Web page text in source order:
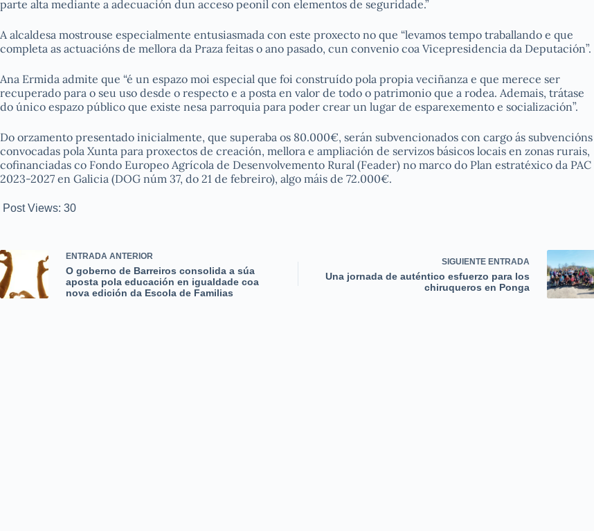
parte alta mediante a adecuación dun acceso peonil con elementos de seguridade.”
A alcaldesa mostrouse especialmente entusiasmada con este proxecto no que “levamos tempo traballando e que
completa as actuacións de mellora da Praza feitas o ano pasado, cun convenio coa Vicepresidencia da Deputación”.
Ana Ermida admite que “é un espazo moi especial que foi construído pola propia veciñanza e que merece ser
recuperado para o seu uso desde o respecto e a posta en valor de todo o patrimonio que a rodea. Ademais, trátase
do único espazo público que existe nesa parroquia para poder crear un lugar de esparexemento e socialización”.
Do orzamento presentado inicialmente, que superaba os 80.000€, serán subvencionados con cargo ás subvencións
convocadas pola Xunta para proxectos de creación, mellora e ampliación de servizos básicos locais en zonas rurais,
cofinanciadas co Fondo Europeo Agrícola de Desenvolvemento Rural (Feader) no marco do Plan estratéxico da PAC
2023-2027 en Galicia (DOG núm 37, do 21 de febreiro), algo máis de 72.000€.
Post Views: 30
ENTRADA ANTERIOR
O goberno de Barreiros consolida a súa
aposta pola educación en igualdade coa
nova edición da Escola de Familias
SIGUIENTE ENTRADA
Una jornada de auténtico esfuerzo para los
chiruqueros en Ponga